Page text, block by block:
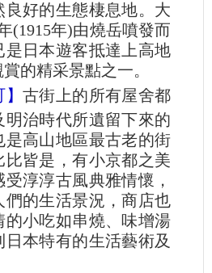
良好的生態棲息地。大
(1915年)由燒岳噴發而
是日本遊客抵達上高地
的精采景點之一。
古街上的所有屋舍都
明治時代所遺留下來的
是高山地區最古老的街
比皆是，有小京都之美
淳淳古風典雅情懷，
們的生活景況，商店也
的小吃如串燒、味增湯
本特有的生活藝術及